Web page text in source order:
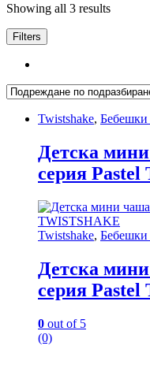
Showing all 3 results
Filters
Twistshake, Бебешки
Детска
серия
Twistshake, Бебешки
Детска
серия
0 out of 5
(0)